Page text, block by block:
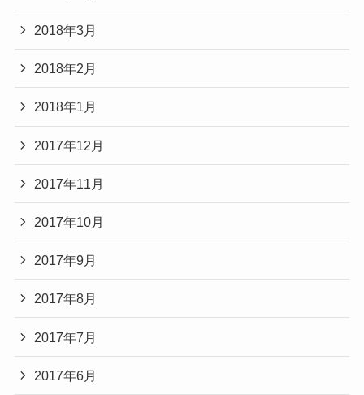
2018年3月
2018年2月
2018年1月
2017年12月
2017年11月
2017年10月
2017年9月
2017年8月
2017年7月
2017年6月